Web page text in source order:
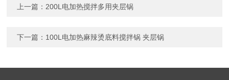
上一篇： 200L电加热搅拌多用夹层锅
下一篇： 100L电加热麻辣烫底料搅拌锅 夹层锅